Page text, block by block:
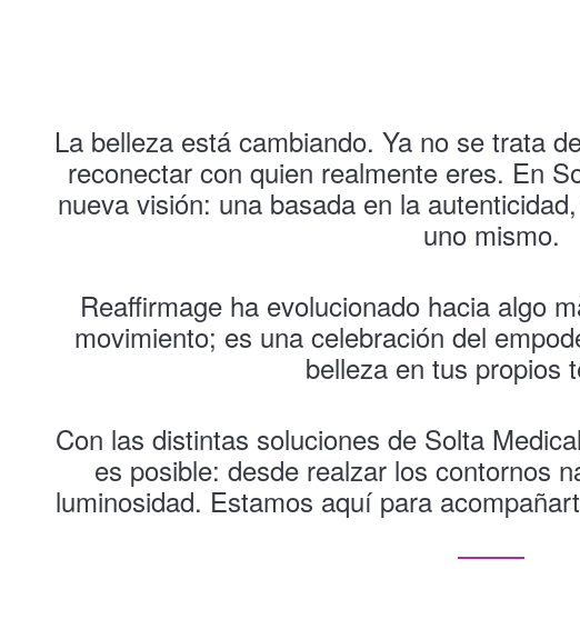
La belleza está cambiando. Ya no se trata
reconectar con quien realmente eres. En
nueva visión: una basada en la
uno mismo.
Reaffirmage ha evolucionado hacia algo
movimiento; es una celebración del
belleza en tus propios
Con las distintas soluciones de Solta
es posible: desde realzar los contornos
luminosidad. Estamos aquí para